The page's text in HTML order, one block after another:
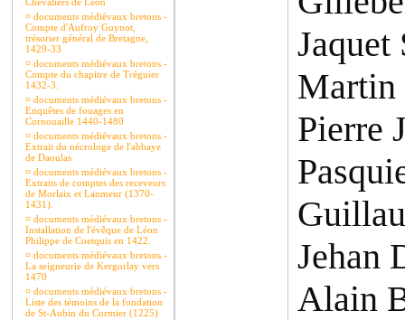
¤ documents médiévaux bretons -
Compte d'Aufroy Guynot,
trésorier général de Bretagne,
1429-33
¤ documents médiévaux bretons -
Compte du chapitre de Tréguier
1432-3.
¤ documents médiévaux bretons -
Enquêtes de fouages en
Cornouaille 1440-1480
¤ documents médiévaux bretons -
Extrait du nécrologe de l'abbaye
de Daoulas
¤ documents médiévaux bretons -
Extraits de comptes des receveurs
de Morlaix et Lanmeur (1370-
1431).
¤ documents médiévaux bretons -
Installation de l'évêque de Léon
Philippe de Coetquis en 1422.
¤ documents médiévaux bretons -
La seigneurie de Kergorlay vers
1470
¤ documents médiévaux bretons -
Liste des témoins de la fondation
de St-Aubin du Cormier (1225)
Jaquet
Martin
Pierre
Jehan
Alain